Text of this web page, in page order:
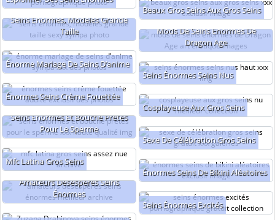
Beaux Gros Seins Aux Gros Seins
Seins Énormes, Modèles Grande
Taille
Mods De Seins Énormes De
Dragon Age
Énorme Mariage De Seins D’anime
Seins Énormes Seins Nus
Énormes Seins Crème Fouettée
Cosplayeuse Aux Gros Seins
Seins Énormes Et Bouche Prêtes
Pour Le Sperme
Sexe De Célébration Gros Seins
Mfc Latina Gros Seins
Énormes Seins De Bikini Aléatoires
Amateurs Désespérés Seins
Énormes
Seins Énormes Excités